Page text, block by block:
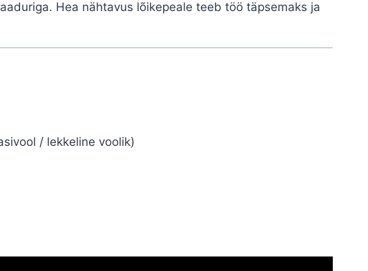
Hea nähtavus lõikepeale teeb töö täpsemaks ja
/ lekkeline voolik)